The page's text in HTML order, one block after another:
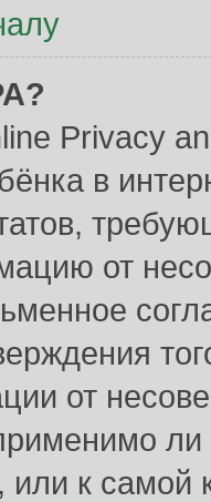
Privacy
в
от
от
ли
к самой